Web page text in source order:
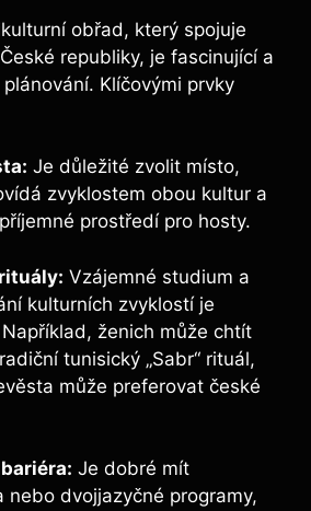
obřad, který spojuje
republiky, je fascinující a
Klíčovými prvky
Je důležité zvolit místo,
zvyklostem obou kultur a
prostředí pro hosty.
Vzájemné studium a
kulturních zvyklostí je
ženich může chtít
tunisický „Sabr“ rituál,
může preferovat české
Je dobré mít
nebo dvojjazyčné programy,